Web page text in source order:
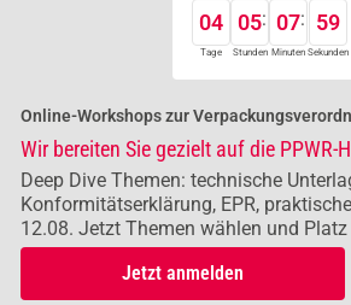
04
Tage
05
Stunden
07
Minuten
58
Sekunden
Online-Workshops zur
Wir bereiten Sie gezielt auf die PPWR-
Deep Dive Themen: technische
Konformitätserklärung, EPR,
12.08. Jetzt Themen wählen und Platz
Jetzt anmelden